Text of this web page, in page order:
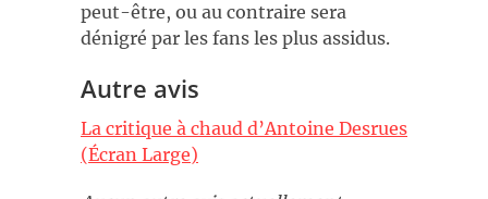
peut-être, ou au contraire sera
dénigré par les fans les plus assidus.
Autre avis
La critique à chaud d’Antoine Desrues
(Écran Large)